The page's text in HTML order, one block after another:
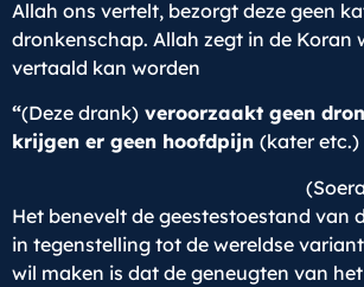
Allah ons vertelt, bezorgt deze geen
dronkenschap. Allah zegt in de Koran
vertaald kan worden
“(Deze drank) veroorzaakt geen
krijgen er geen hoofdpijn (kater etc.)
Het benevelt de geestestoestand van
in tegenstelling tot de wereldse
wil maken is dat de geneugten van